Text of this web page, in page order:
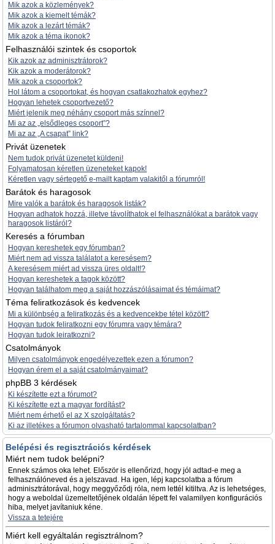
Mik azok a közlemények?
Mik azok a kiemelt témák?
Mik azok a lezárt témák?
Mik azok a téma ikonok?
Felhasználói szintek és csoportok
Kik azok az adminisztrátorok?
Kik azok a moderátorok?
Mik azok a csoportok?
Hol látom a csoportokat, és hogyan csatlakozhatok egyhez?
Hogyan lehetek csoportvezető?
Miért jelenik meg néhány csoport más színnel?
Mi az az „elsődleges csoport”?
Mi az az „A csapat” link?
Privát üzenetek
Nem tudok privát üzenetet küldeni!
Folyamatosan kéretlen üzeneteket kapok!
Kéretlen vagy sértegető e-mailt kaptam valakitől a fórumról!
Barátok és haragosok
Mire valók a barátok és haragosok listák?
Hogyan adhatok hozzá, illetve távolíthatok el felhasználókat a barátok vagy
haragosok listáról?
Keresés a fórumban
Hogyan kereshetek egy fórumban?
Miért nem ad vissza találatot a keresésem?
A keresésem miért ad vissza üres oldalt!?
Hogyan kereshetek a tagok között?
Hogyan találhatom meg a saját hozzászólásaimat és témáimat?
Téma feliratkozások és kedvencek
Mi a különbség a feliratkozás és a kedvencekbe tétel között?
Hogyan tudok feliratkozni egy fórumra vagy témára?
Hogyan tudok leiratkozni?
Csatolmányok
Milyen csatolmányok engedélyezettek ezen a fórumon?
Hogyan érem el a saját csatolmányaimat?
phpBB 3 kérdések
Ki készítette ezt a fórumot?
Ki készítette ezt a magyar fordítást?
Miért nem érhető el az X szolgáltatás?
Ki az illetékes a fórumon olvasható tartalommal kapcsolatban?
Belépési és regisztrációs kérdések
Miért nem tudok belépni?
Ennek számos oka lehet. Először is ellenőrizd, hogy jól adtad-e meg a
felhasználóneved és a jelszavad. Ha igen, lépj kapcsolatba a fórum
adminisztrátorával, hogy meggyőződj róla, nem lettél kitiltva. Az is lehetséges,
hogy a weboldal üzemeltetőjének oldalán lépett fel valamilyen konfigurációs
hiba, melyet javítaniuk kéne.
Vissza a tetejére
Miért kell egyáltalán regisztrálnom?